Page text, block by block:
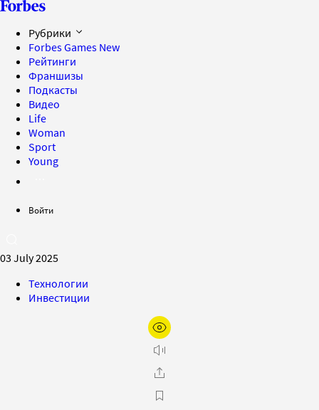
Рубрики
Forbes Games New
Рейтинги
Франшизы
Подкасты
Видео
Life
Woman
Sport
Young
Войти
03 July 2025
Технологии
Инвестиции